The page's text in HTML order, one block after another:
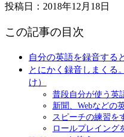
投稿日： 2018年12月18日
この記事の目次
自分の英語を録音する
とにかく録音しまくる
け）
普段自分が使う英
新聞、Webなどの
スピーチの練習を
ロールプレイング